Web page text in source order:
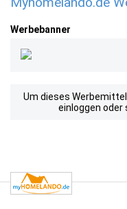
Werbebanner
Um dieses
einloggen oder